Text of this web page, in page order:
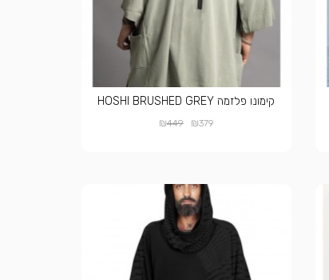
קימונו פלזמה HOSHI BRUSHED GREY
₪379
₪449